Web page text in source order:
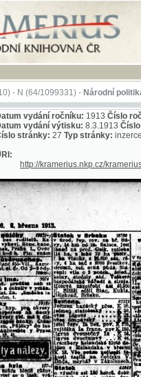
N(64/1099331) -Národní politika(1/
vydání výtisku:8.3.1913Číslo
stránky:27Typ stránky:inzerce
http://kramerius.nkp.cz/kramerius/